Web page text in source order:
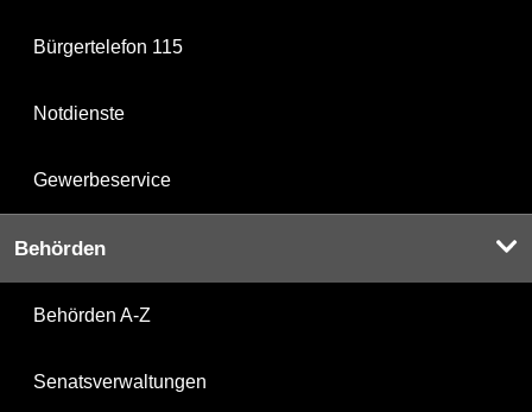
Bürgertelefon 115
Notdienste
Gewerbeservice
Behörden
Behörden A-Z
Senatsverwaltungen